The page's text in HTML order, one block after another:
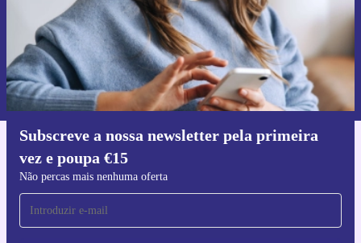
Subscreve a nossa newsletter pela primeira
vez e poupa €15
Não percas mais nenhuma oferta
Pedir voucher
Informações sobre o uso de dados pessoais podem ser encontrados na
nossaPolítica de Privacidade
Faz o download da app refurbed
Para iOS e Android